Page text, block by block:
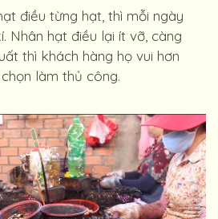
điều từng hạt, thì mỗi ngày
Nhân hạt điều lại ít vỡ, càng
thì khách hàng họ vui hơn
làm thủ công.